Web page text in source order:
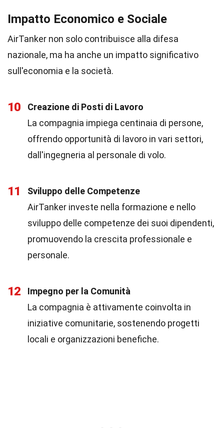
Impatto Economico e Sociale
AirTanker non solo contribuisce alla difesa
nazionale, ma ha anche un impatto significativo
sull'economia e la società.
10
Creazione di Posti di Lavoro
La compagnia impiega centinaia di persone,
offrendo opportunità di lavoro in vari settori,
dall'ingegneria al personale di volo.
11
Sviluppo delle Competenze
AirTanker investe nella formazione e nello
sviluppo delle competenze dei suoi dipendenti,
promuovendo la crescita professionale e
personale.
12
Impegno per la Comunità
La compagnia è attivamente coinvolta in
iniziative comunitarie, sostenendo progetti
locali e organizzazioni benefiche.